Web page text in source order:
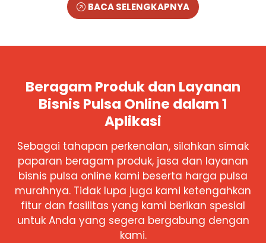
BACA SELENGKAPNYA
Beragam Produk dan Layanan
Bisnis Pulsa Online dalam 1
Aplikasi
Sebagai tahapan perkenalan, silahkan simak
paparan beragam produk, jasa dan layanan
bisnis pulsa online kami beserta harga pulsa
murahnya. Tidak lupa juga kami ketengahkan
fitur dan fasilitas yang kami berikan spesial
untuk Anda yang segera bergabung dengan
kami.